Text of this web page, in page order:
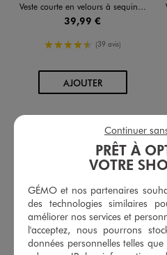
Veste courte en velours à sequins femme
39,99 €
4.5/5 de moyenne
(39 avis)
AJOUTERAU PANIER
4.8/5
Basé sur20 avis soumis à un
contrôle
Voir tous les avis sur ce site
PRÊT À
VOTRE
GÉMO et nos partenaires
des technologies similaires
améliorer nos services et
l'acceptez, nous pourrons
données personnelles telles
Continuer